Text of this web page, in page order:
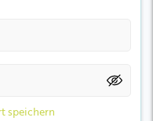
speichern